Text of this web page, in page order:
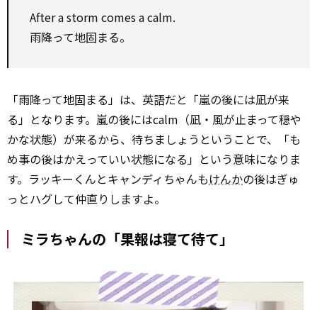
After a storm comes a calm.
雨降って地固まる。
「雨降って地固まる」は、英語だと「嵐の後には凪が来
る」となります。嵐の後にはcalm（凪・風が止まって穏や
かな状態）が来るから、待ちましょうということで、「も
め事の後はかえっていい状態になる」という意味になりま
す。ラッキーくんとキャンディちゃんもけんかの後はぎゅ
っとハグして仲直りしますよ。
ミラちゃんの「果報は寝て待て」